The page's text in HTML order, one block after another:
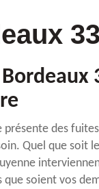
33
des
Quel que soit
soient vos